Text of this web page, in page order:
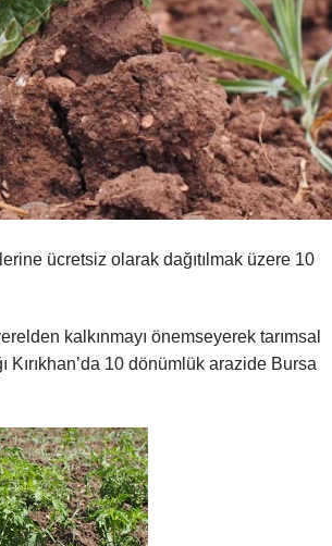
ücretsiz olarak dağıtılmak üzere 10
kalkınmayı önemseyerek tarımsal
10 dönümlük arazide Bursa